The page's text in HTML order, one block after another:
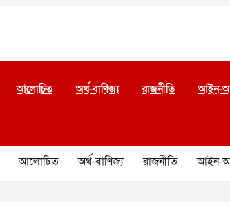
আলোচিত অর্থ-বাণিজ্য রাজনীতি আইন-
আলোচিত অর্থ-বাণিজ্য রাজনীতি আইন-